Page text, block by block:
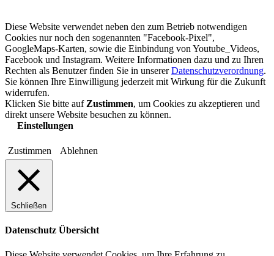
Diese Website verwendet neben den zum Betrieb notwendigen
Cookies nur noch den sogenannten "Facebook-Pixel",
GoogleMaps-Karten, sowie die Einbindung von Youtube_Videos,
Facebook und Instagram. Weitere Informationen dazu und zu Ihren
Rechten als Benutzer finden Sie in unsererDatenschutzverordnung.
Sie können Ihre Einwilligung jederzeit mit Wirkung für die Zukunft
widerrufen.
Klicken Sie bitte auf Zustimmen, um Cookies zu akzeptieren und
direkt unsere Website besuchen zu können.
Einstellungen
Zustimmen Ablehnen
Schließen
Datenschutz Übersicht